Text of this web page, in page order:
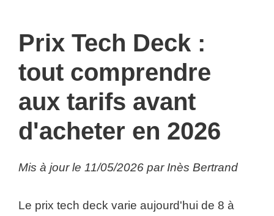
Prix Tech Deck :
tout comprendre
aux tarifs avant
d'acheter en 2026
Mis à jour le 11/05/2026 par Inès Bertrand
Le prix tech deck varie aujourd'hui de 8 à